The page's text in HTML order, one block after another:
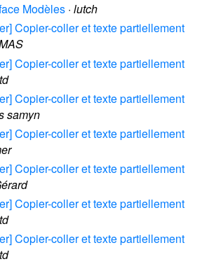
Modèles · lutch
Copier-coller et texte partiellement
Copier-coller et texte partiellement
Copier-coller et texte partiellement
samyn
Copier-coller et texte partiellement
Copier-coller et texte partiellement
Copier-coller et texte partiellement
Copier-coller et texte partiellement